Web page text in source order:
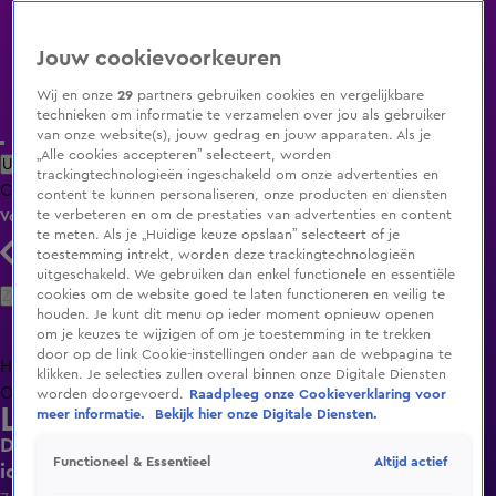
Uitzending Gemist Populaire programma's Zenders Genres
ClipsFilmsRadioSmart TV inlogShop
Volg KIJK
Zoeken
HomeUitzending Gemist Programma's De Bondgenoten
OranjezomerLivestreamsShop
Lang Leve de Liefde
De ochtend starten met koffie en seks klinkt
ideaal voor Noreen
Jouw cookievoorkeuren
Wij en onze29 partners gebruiken cookies en vergelijkbare
technieken om informatie te verzamelen over jou als gebruiker
van onze website(s), jouw gedrag en jouw apparaten. Als je
„Alle cookies accepteren” selecteert, worden
trackingtechnologieën ingeschakeld om onze advertenties en
content te kunnen personaliseren, onze producten en diensten
te verbeteren en om de prestaties van advertenties en content
te meten. Als je „Huidige keuze opslaan” selecteert of je
toestemming intrekt, worden deze trackingtechnologieën
uitgeschakeld. We gebruiken dan enkel functionele en essentiële
cookies om de website goed te laten functioneren en veilig te
houden. Je kunt dit menu op ieder moment opnieuw openen
om je keuzes te wijzigen of om je toestemming in te trekken
door op de link Cookie-instellingen onder aan de webpagina te
klikken. Je selecties zullen overal binnen onze Digitale Diensten
worden doorgevoerd.
Raadpleeg onze Cookieverklaring voor
meer informatie.
Bekijk hier onze Digitale Diensten.
Functioneel & Essentieel Altijd actief